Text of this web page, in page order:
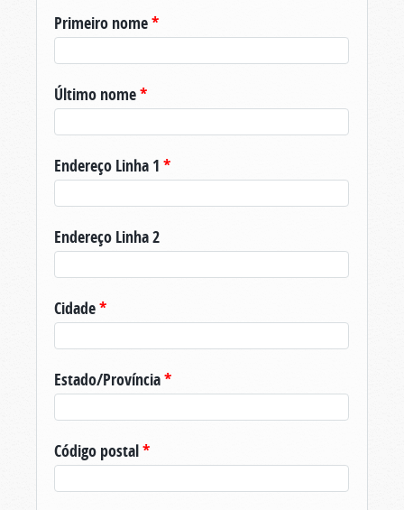
Primeiro nome*
Último nome*
Endereço Linha 1 *
Endereço Linha 2
Cidade*
Estado/Província*
Código postal*